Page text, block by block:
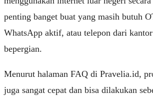
penting banget buat yang masih butuh
WhatsApp aktif, atau telepon dari
bepergian.
Menurut halaman FAQ di Pravelia.id,
juga sangat cepat dan bisa dilakukan